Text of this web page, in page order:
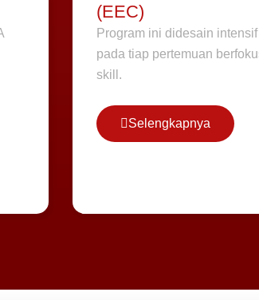
(EEC)
Program ini didesain
pada tiap pertemuan
skill.
Selengkapnya